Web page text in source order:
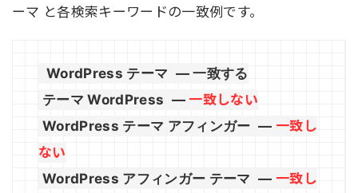
ーマ と各検索キーワードの一致例です。
WordPress テーマ — 一致する
テーマ WordPress — 一致しない
WordPress テーマ アフィンガー — 一致し
ない
WordPress アフィンガー テーマ — 一致し